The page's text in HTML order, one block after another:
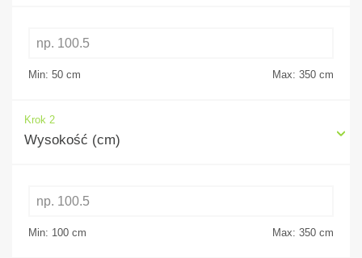
Min: 50 cm Max: 350 cm
Krok 2
Wysokość (cm)
Min: 100 cm Max: 350 cm